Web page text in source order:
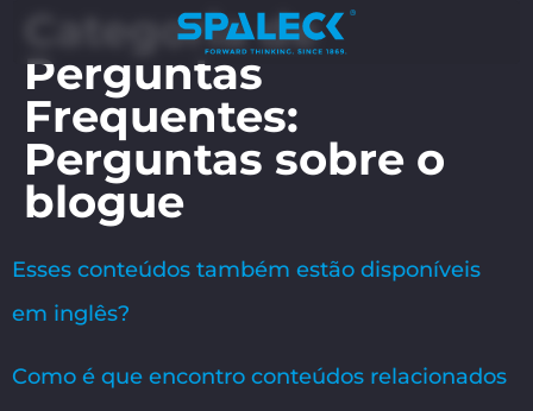
Categoria de
Perguntas
Frequentes:
Perguntas sobre o
blogue
Esses conteúdos também estão disponíveis
em inglês?
Como é que encontro conteúdos relacionados